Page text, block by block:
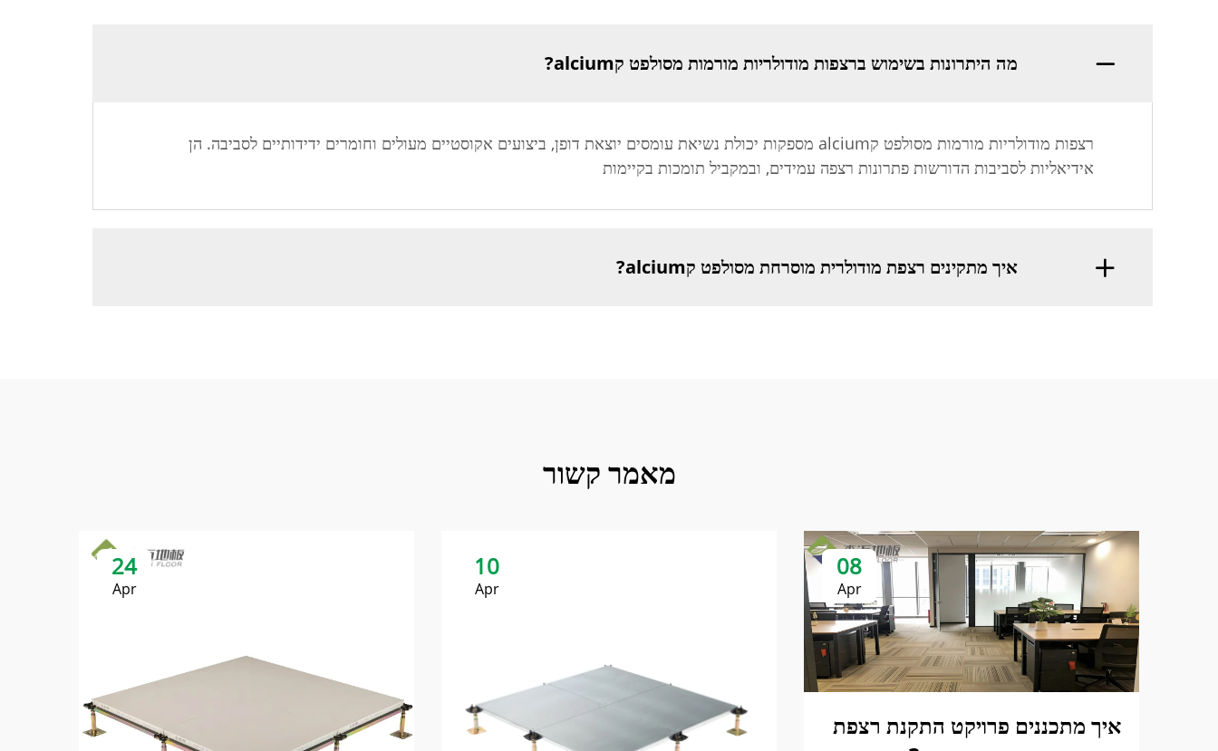
מה היתרונות בשימוש ברצפות מודולריות מורמות מסולפט קalcium?
רצפות מודולריות מורמות מסולפט קalcium מספקות יכולת נשיאת עומסים יוצאת דופן, ביצועים אקוסטיים מעולים וחומרים ידידותיים לסביבה. הן
אידיאליות לסביבות הדורשות פתרונות רצפה עמידים, ובמקביל תומכות בקיימות
איך מתקינים רצפת מודולרית מוסרחת מסולפט קalcium?
מאמר קשור
08
Apr
איך מתכננים פרויקט התקנת רצפת
10
Apr
24
Apr